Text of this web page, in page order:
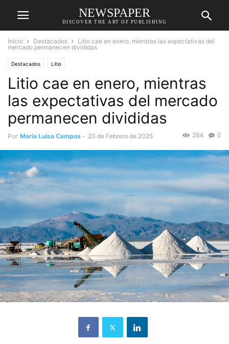
NEWSPAPER
DISCOVER THE ART OF PUBLISHING
Inicio Destacados
Litio cae en enero, mientras las expectativas del
mercado permanecen divididas
Destacados Litio
Litio cae en enero, mientras
las expectativas del mercado
permanecen divididas
Por María Luisa Campos - 20 de Febrero de 2025 0
284